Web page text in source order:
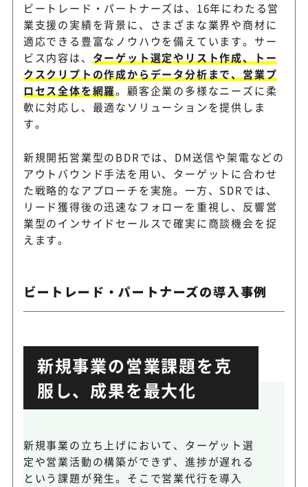
ビートレード・パートナーズは、16年にわたる営
業支援の実績を背景に、さまざまな業界や商材に
適応できる豊富なノウハウを備えています。サー
ビス内容は、 ターゲット選定やリスト作成、トー
クスクリプトの作成からデータ分析まで、営業プ
ロセス全体を網羅。顧客企業の多様なニーズに柔
軟に対応し、最適なソリューションを提供しま
す。
新規開拓営業型のBDRでは、DM送信や架電などの
アウトバウンド手法を用い、ターゲットに合わせ
た戦略的なアプローチを実施。一方、SDRでは、
リード獲得後の迅速なフォローを重視し、反響営
業型のインサイドセールスで確実に商談機会を捉
えます。
ビートレード・パートナーズの導入事例
新規事業の営業課題を克
服し、成果を最大化
新規事業の立ち上げにおいて、ターゲット選
定や営業活動の構築ができず、進捗が遅れる
という課題が発生。そこで営業代行を導入